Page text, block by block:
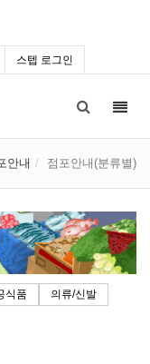
스텝 로그인
안내 점포안내(분류별)
식품
의류/신발